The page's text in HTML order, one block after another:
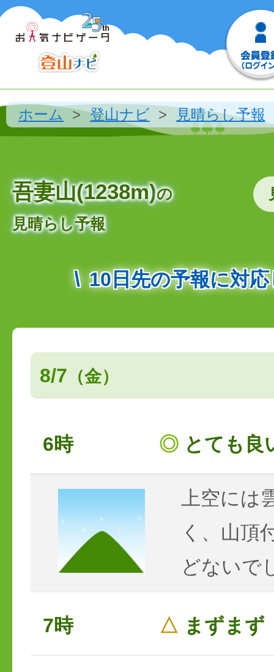
ホーム 登山ナビ 見晴らし予報
吾妻山(1238m)の
見晴らし予報
10日先の予報に対
8/7 （金）
6時 ◎ とても良
上空には
く、山頂
どないで
7時 △ まずまず